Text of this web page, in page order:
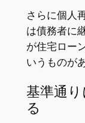
さらに個人
は債務者に
が住宅ロー
いうものが
基準通
る